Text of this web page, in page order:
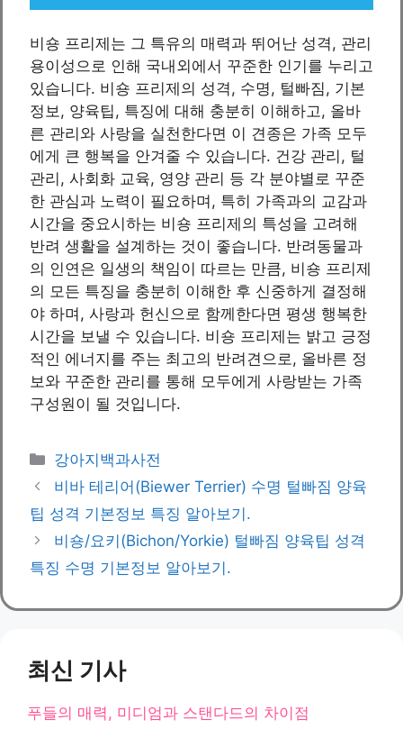
비숑 프리제는 그 특유의 매력과 뛰어난 성격, 관리
용이성으로 인해 국내외에서 꾸준한 인기를 누리고
있습니다. 비숑 프리제의 성격, 수명, 털빠짐, 기본
정보, 양육팁, 특징에 대해 충분히 이해하고, 올바
른 관리와 사랑을 실천한다면 이 견종은 가족 모두
에게 큰 행복을 안겨줄 수 있습니다. 건강 관리, 털
관리, 사회화 교육, 영양 관리 등 각 분야별로 꾸준
한 관심과 노력이 필요하며, 특히 가족과의 교감과
시간을 중요시하는 비숑 프리제의 특성을 고려해
반려 생활을 설계하는 것이 좋습니다. 반려동물과
의 인연은 일생의 책임이 따르는 만큼, 비숑 프리제
의 모든 특징을 충분히 이해한 후 신중하게 결정해
야 하며, 사랑과 헌신으로 함께한다면 평생 행복한
시간을 보낼 수 있습니다. 비숑 프리제는 밝고 긍정
적인 에너지를 주는 최고의 반려견으로, 올바른 정
보와 꾸준한 관리를 통해 모두에게 사랑받는 가족
구성원이 될 것입니다.
카
테
고
리
강아지백과사전
비바 테리어(Biewer Terrier) 수명 털빠짐 양육
팁 성격 기본정보 특징 알아보기.
비숑/요키(Bichon/Yorkie) 털빠짐 양육팁 성격
특징 수명 기본정보 알아보기.
최신 기사
푸들의 매력, 미디엄과 스탠다드의 차이점